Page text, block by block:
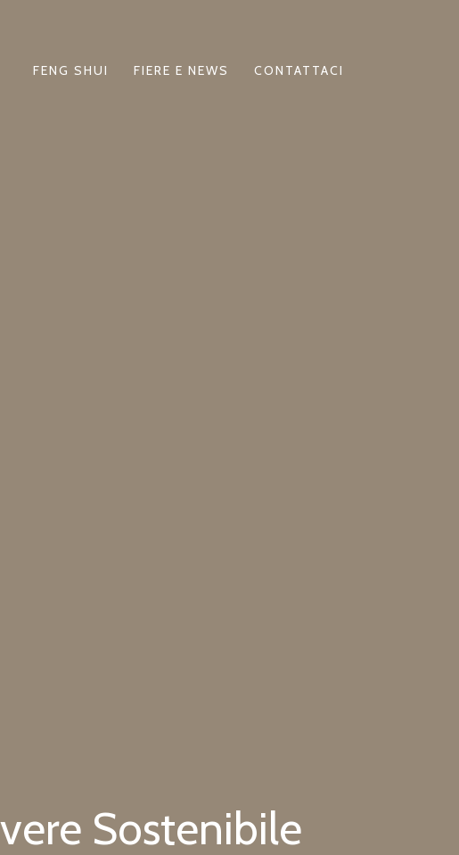
FENG SHUI FIERE E NEWS CONTATTACI
Sostenibile